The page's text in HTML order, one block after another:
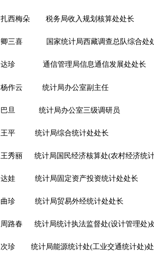
扎西梅朵 税务局收入规划核算处处长
卿三喜 国家统计局西藏调查总队综合处
达珍 通信管理局信息通信发展处处长
杨作云 统计局办公室副主任
巴旦 统计局办公室三级调研员
王平 统计局综合统计处处长
王秀丽 统计局国民经济核算处(农村经济统
达娃 统计局固定资产投资统计处处长
曲珍 统计局贸易外经统计处处长
周路春 统计局统计执法监督处(设计管理处)
次珍 统计局能源统计处(工业交通统计处)